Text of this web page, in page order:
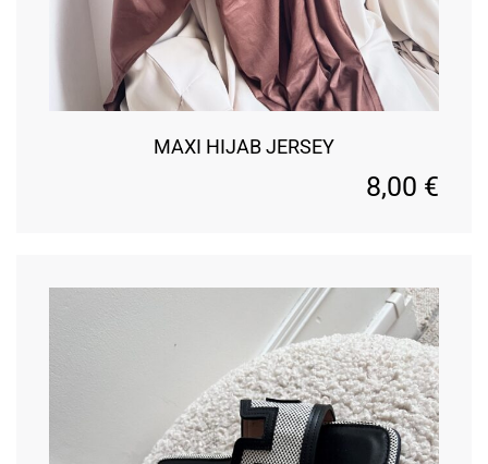
MAXI HIJAB JERSEY
8,00 €